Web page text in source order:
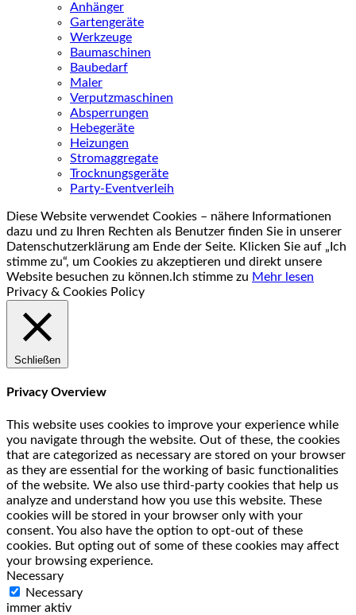
Anhänger
Gartengeräte
Werkzeuge
Baumaschinen
Baubedarf
Maler
Verputzmaschinen
Absperrungen
Hebegeräte
Heizungen
Stromaggregate
Trocknungsgeräte
Party-Eventverleih
Diese Website verwendet Cookies – nähere Informationen
dazu und zu Ihren Rechten als Benutzer finden Sie in unserer
Datenschutzerklärung am Ende der Seite. Klicken Sie auf „Ich
stimme zu“, um Cookies zu akzeptieren und direkt unsere
Website besuchen zu können. Ich stimme zu Mehr lesen
Privacy & Cookies Policy
Schließen
Privacy Overview
This website uses cookies to improve your experience while
you navigate through the website. Out of these, the cookies
that are categorized as necessary are stored on your browser
as they are essential for the working of basic functionalities
of the website. We also use third-party cookies that help us
analyze and understand how you use this website. These
cookies will be stored in your browser only with your
consent. You also have the option to opt-out of these
cookies. But opting out of some of these cookies may affect
your browsing experience.
Necessary
Necessary
immer aktiv